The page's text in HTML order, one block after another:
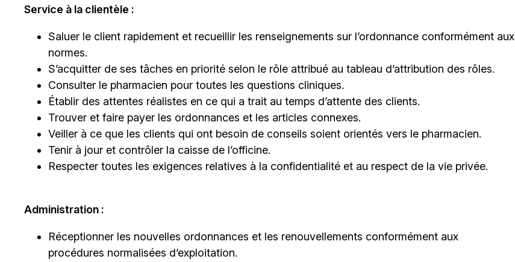
Service à la clientèle :
Saluer le client rapidement et recueillir les renseignements sur l’ordonnance conformément aux
normes.
S’acquitter de ses tâches en priorité selon le rôle attribué au tableau d’attribution des rôles.
Consulter le pharmacien pour toutes les questions cliniques.
Établir des attentes réalistes en ce qui a trait au temps d’attente des clients.
Trouver et faire payer les ordonnances et les articles connexes.
Veiller à ce que les clients qui ont besoin de conseils soient orientés vers le pharmacien.
Tenir à jour et contrôler la caisse de l’officine.
Respecter toutes les exigences relatives à la confidentialité et au respect de la vie privée.
Administration :
Réceptionner les nouvelles ordonnances et les renouvellements conformément aux
procédures normalisées d’exploitation.